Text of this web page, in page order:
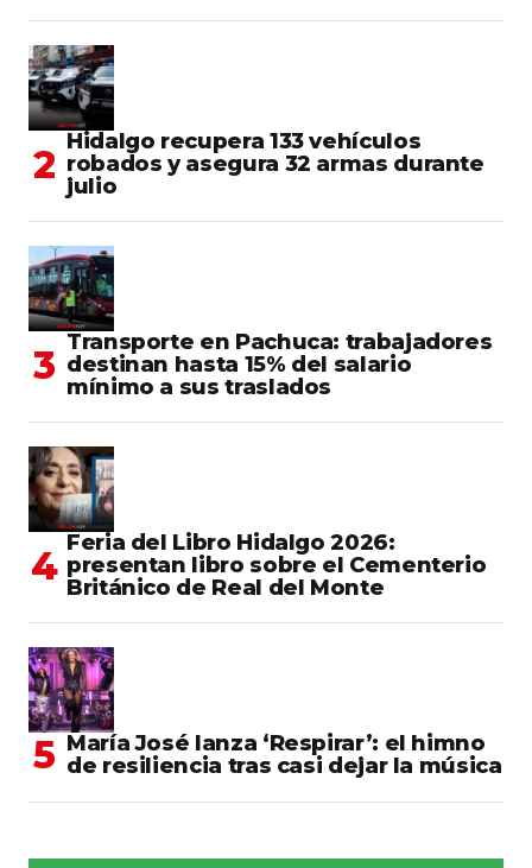
Hidalgo recupera 133 vehículos
robados y asegura 32 armas durante
julio
Transporte en Pachuca: trabajadores
destinan hasta 15% del salario
mínimo a sus traslados
Feria del Libro Hidalgo 2026:
presentan libro sobre el Cementerio
Británico de Real del Monte
María José lanza ‘Respirar’: el himno
de resiliencia tras casi dejar la música